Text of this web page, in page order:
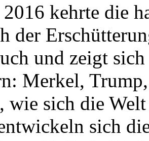
kehrte die
der
und zeigt
Merkel,
wie sich die
sich